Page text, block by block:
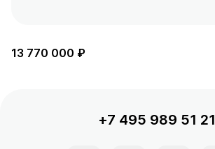
13 770 000 ₽
+7 495 989 51 21